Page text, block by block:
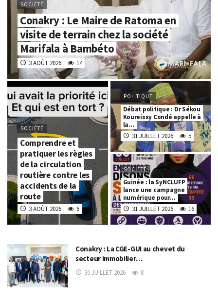
SOCIÉTÉ
Conakry : Le Maire de Ratoma en
visite de terrain chez la société
Marifala à Bambéto
3 AOÛT 2026 14
SOCIÉTÉ
Comprendre et
pratiquer les règles
de la circulation
routière contre les
accidents de la
route
3 AOÛT 2026 6
POLITIQUE
Débat politique : Dr Sékou
Koureissy Condé appelle à
la…
31 JUILLET 2026
5
SOCIÉTÉ
Guinée : la SyNCLUFP
lance une campagne
numérique pour…
31 JUILLET 2026
16
Conakry : La CGE-GUI au chevet du
secteur immobilier…
30 JUILLET 2026 8